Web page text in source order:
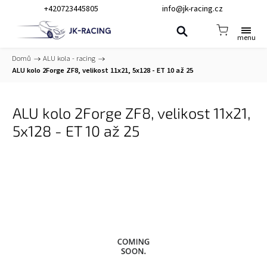
+420723445805 info@jk-racing.cz
Domů / ALU kola - racing /
ALU kolo 2Forge ZF8, velikost 11x21, 5x128 - ET 10 až 25
ALU kolo 2Forge ZF8, velikost 11x21,
5x128 - ET 10 až 25